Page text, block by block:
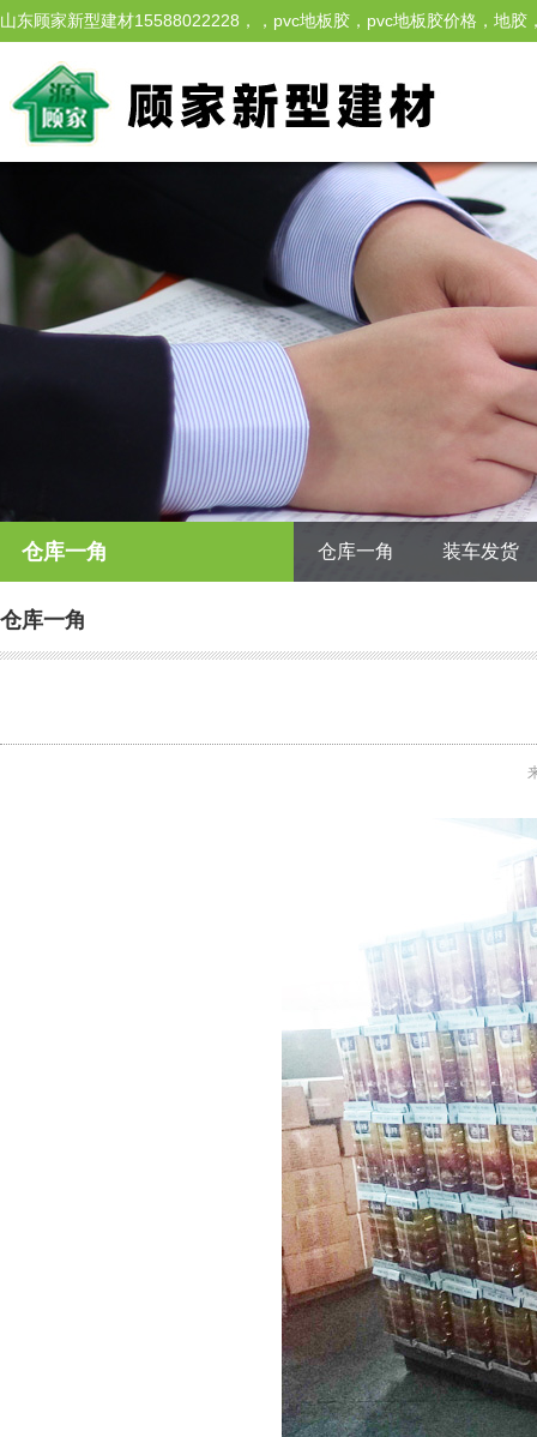
山东顾家新型建材15588022228，，pvc地板胶，pvc地板胶价格，地
家，地板胶厂，江苏地板胶，水性草坪胶，水性胶，水性喷胶，水性
胶、玻璃胶、填缝剂等产品，拥有完整、科学的质量管理体系。旗下
仓库一角 仓库一角 装车发货
仓库一角